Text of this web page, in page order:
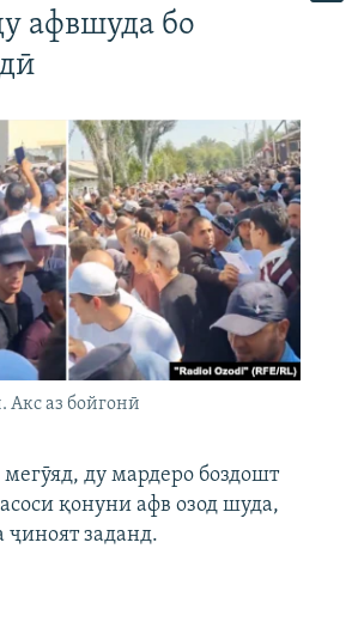
афвшуда бо
аз бойгонӣ
ду мардеро боздошт
қонуни афв озод шуда,
ҷиноят заданд.